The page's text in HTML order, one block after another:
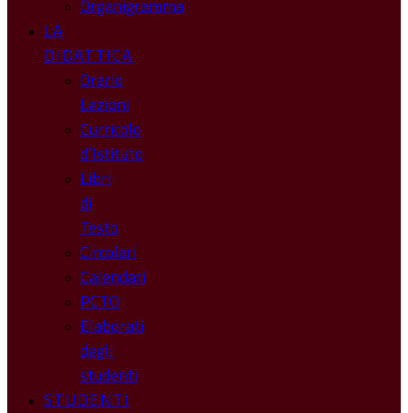
Organigramma
LA
DIDATTICA
Orario
Lezioni
Curricolo
d’Istituto
Libri
di
Testo
Circolari
Calendari
PCTO
Elaborati
degli
studenti
STUDENTI